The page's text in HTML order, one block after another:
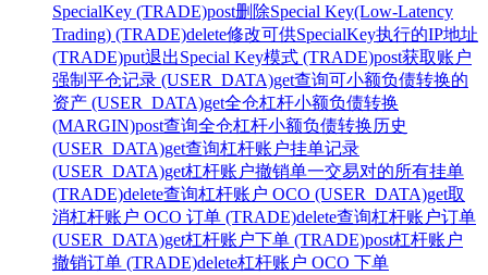
SpecialKey (TRADE)post删除Special Key(Low-Latency
Trading) (TRADE)delete修改可供SpecialKey执行的IP地址
(TRADE)put退出Special Key模式 (TRADE)post获取账户
强制平仓记录 (USER_DATA)get查询可小额负债转换的
资产 (USER_DATA)get全仓杠杆小额负债转换
(MARGIN)post查询全仓杠杆小额负债转换历史
(USER_DATA)get查询杠杆账户挂单记录
(USER_DATA)get杠杆账户撤销单一交易对的所有挂单
(TRADE)delete查询杠杆账户 OCO (USER_DATA)get取
消杠杆账户 OCO 订单 (TRADE)delete查询杠杆账户订单
(USER_DATA)get杠杆账户下单 (TRADE)post杠杆账户
撤销订单 (TRADE)delete杠杆账户 OCO 下单